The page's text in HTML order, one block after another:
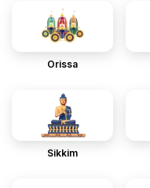
Orissa
Sikkim